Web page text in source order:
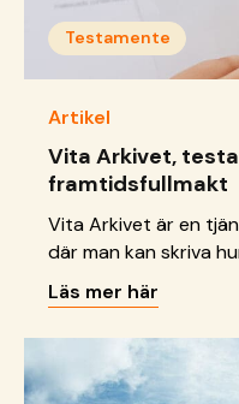
Testamente
Artikel
Vita Arkivet,
framtidsfullmakt
Vita Arkivet är en
där man kan skriva
begravning. I Vita
andra saker som
den dagen man inte
Begravningsbyråers
tjänst som heter
Läs mer här